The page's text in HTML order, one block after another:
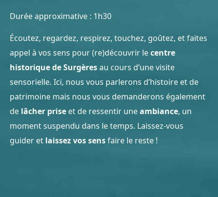
Durée approximative : 1h30
Écoutez, regardez, respirez, touchez, goûtez, et faites
appel à vos sens pour (re)découvrir lecentre
historique de Surgèresau cours d’une visite
sensorielle. Ici, nous vous parlerons d’histoire et de
patrimoine mais nous vous demanderons également
de lâcher prise et de ressentir uneambiance, un
moment suspendu dans le temps. Laissez-vous
guider et laissez vos sensfaire le reste !